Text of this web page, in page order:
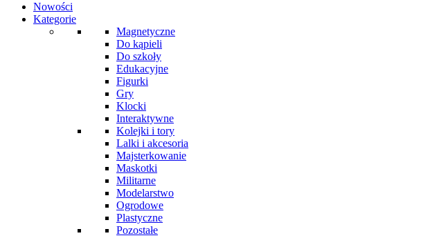
Nowości
Kategorie
Magnetyczne
Do kąpieli
Do szkoły
Edukacyjne
Figurki
Gry
Klocki
Interaktywne
Kolejki i tory
Lalki i akcesoria
Majsterkowanie
Maskotki
Militarne
Modelarstwo
Ogrodowe
Plastyczne
Pozostałe